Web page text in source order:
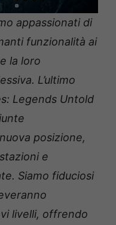
appassionati di
funzionalità ai
la loro
L’ultimo
Legends Untold
posizione,
e
Siamo fiduciosi
livelli, offrendo